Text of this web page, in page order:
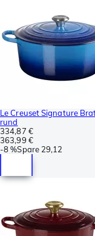
Le Creuset Signature
rund
334,87 €
363,99 €
-8 %Spare 29,12